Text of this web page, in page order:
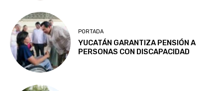
PORTADA
YUCATÁN GARANTIZA PENSIÓN A
PERSONAS CON DISCAPACIDAD